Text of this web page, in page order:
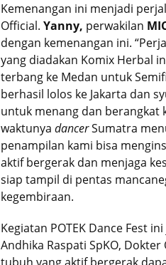
Kemenangan ini menjadi
Official. Yanny, perwakilan
dengan kemenangan ini.
yang diadakan Komix Herbal
terbang ke Medan untuk
berhasil lolos ke Jakarta dan
untuk menang dan berangkat
waktunya dancerSumatra
penampilan kami bisa
aktif bergerak dan menjaga
siap tampil di pentas
kegembiraan.
Kegiatan POTEK Dance Fest
Andhika Raspati SpKO,